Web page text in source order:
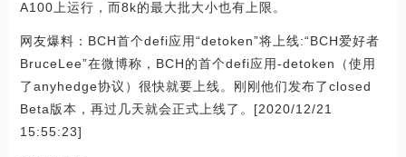
A100上运行，而8k的最大批大小也有上限。
网友爆料：BCH首个defi应用“detoken”将上线:“BCH爱好者
BruceLee”在微博称，BCH的首个defi应用-detoken（使用
了anyhedge协议）很快就要上线。刚刚他们发布了closed
Beta版本，再过几天就会正式上线了。[2020/12/21
15:55:23]